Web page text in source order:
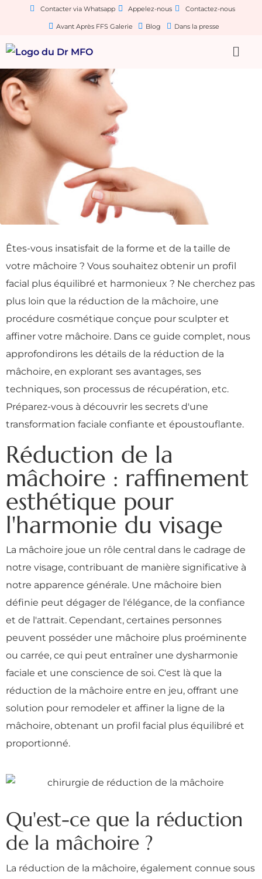
Contacter via Whatsapp Appelez-nous Contactez-nous
Avant Après FFS Galerie Blog Dans la presse
Êtes-vous insatisfait de la forme et de la taille de
votre mâchoire ? Vous souhaitez obtenir un profil
facial plus équilibré et harmonieux ? Ne cherchez pas
plus loin que la réduction de la mâchoire, une
procédure cosmétique conçue pour sculpter et
affiner votre mâchoire. Dans ce guide complet, nous
approfondirons les détails de la réduction de la
mâchoire, en explorant ses avantages, ses
techniques, son processus de récupération, etc.
Préparez-vous à découvrir les secrets d'une
transformation faciale confiante et époustouflante.
Réduction de la
mâchoire : raffinement
esthétique pour
l'harmonie du visage
La mâchoire joue un rôle central dans le cadrage de
notre visage, contribuant de manière significative à
notre apparence générale. Une mâchoire bien
définie peut dégager de l'élégance, de la confiance
et de l'attrait. Cependant, certaines personnes
peuvent posséder une mâchoire plus proéminente
ou carrée, ce qui peut entraîner une dysharmonie
faciale et une conscience de soi. C'est là que la
réduction de la mâchoire entre en jeu, offrant une
solution pour remodeler et affiner la ligne de la
mâchoire, obtenant un profil facial plus équilibré et
proportionné.
Qu'est-ce que la réduction
de la mâchoire ?
La réduction de la mâchoire, également connue sous